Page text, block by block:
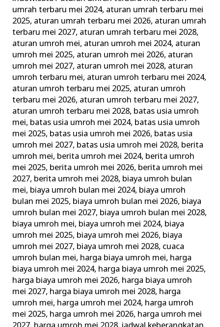
umrah terbaru mei 2024, aturan umrah terbaru mei
2025, aturan umrah terbaru mei 2026, aturan umrah
terbaru mei 2027, aturan umrah terbaru mei 2028,
aturan umroh mei, aturan umroh mei 2024, aturan
umroh mei 2025, aturan umroh mei 2026, aturan
umroh mei 2027, aturan umroh mei 2028, aturan
umroh terbaru mei, aturan umroh terbaru mei 2024,
aturan umroh terbaru mei 2025, aturan umroh
terbaru mei 2026, aturan umroh terbaru mei 2027,
aturan umroh terbaru mei 2028, batas usia umroh
mei, batas usia umroh mei 2024, batas usia umroh
mei 2025, batas usia umroh mei 2026, batas usia
umroh mei 2027, batas usia umroh mei 2028, berita
umroh mei, berita umroh mei 2024, berita umroh
mei 2025, berita umroh mei 2026, berita umroh mei
2027, berita umroh mei 2028, biaya umroh bulan
mei, biaya umroh bulan mei 2024, biaya umroh
bulan mei 2025, biaya umroh bulan mei 2026, biaya
umroh bulan mei 2027, biaya umroh bulan mei 2028,
biaya umroh mei, biaya umroh mei 2024, biaya
umroh mei 2025, biaya umroh mei 2026, biaya
umroh mei 2027, biaya umroh mei 2028, cuaca
umroh bulan mei, harga biaya umroh mei, harga
biaya umroh mei 2024, harga biaya umroh mei 2025,
harga biaya umroh mei 2026, harga biaya umroh
mei 2027, harga biaya umroh mei 2028, harga
umroh mei, harga umroh mei 2024, harga umroh
mei 2025, harga umroh mei 2026, harga umroh mei
Hal
Ini
dengan
Baik